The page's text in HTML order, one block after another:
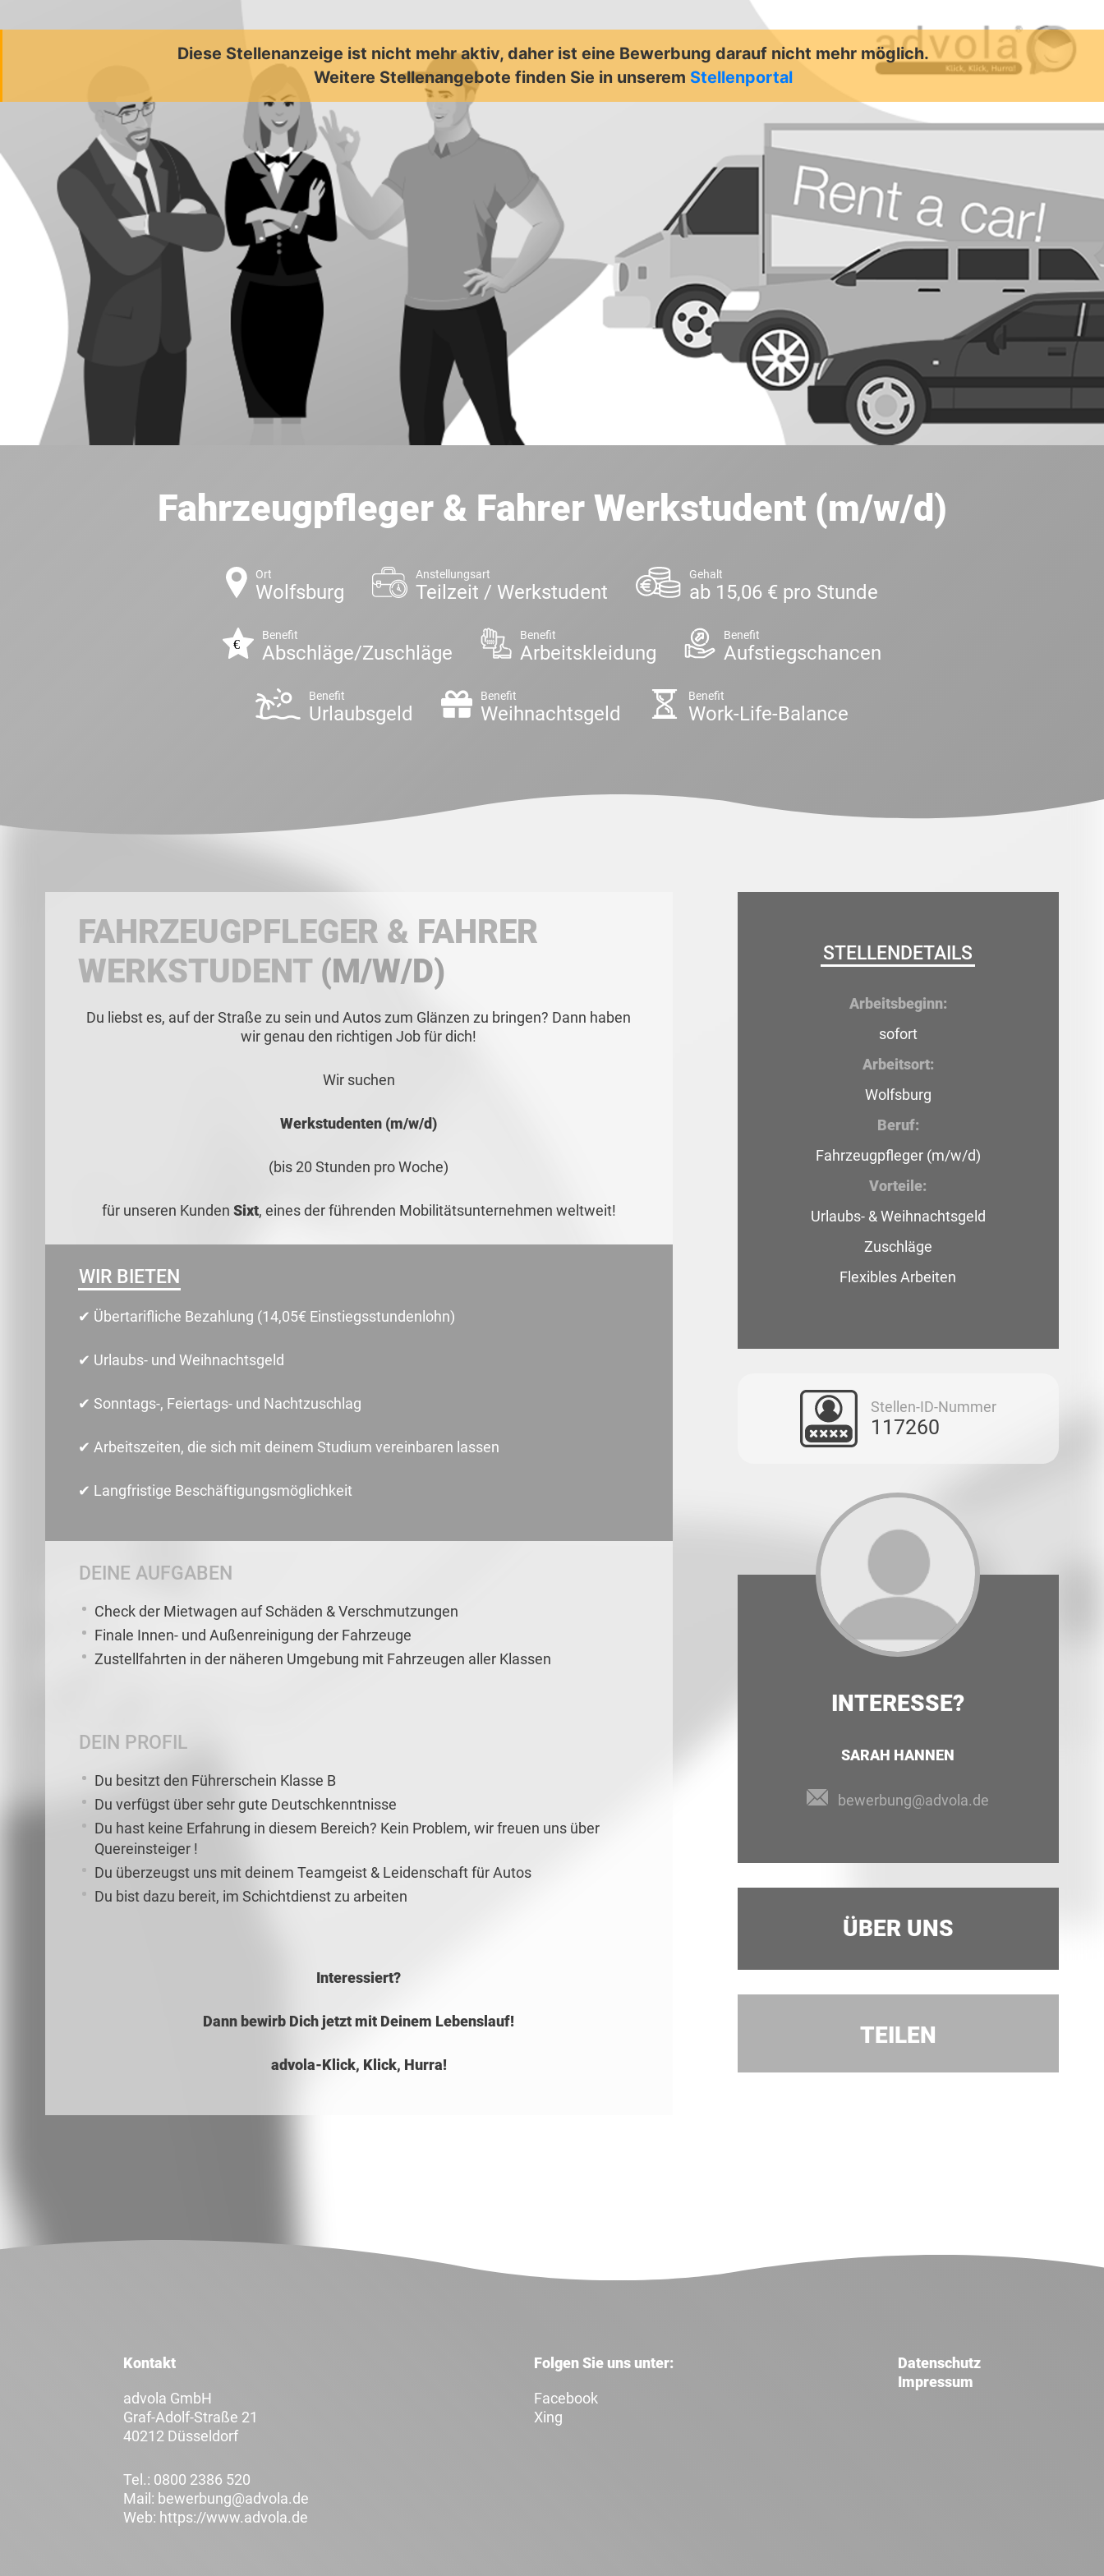
Diese Stellenanzeige ist nicht mehr aktiv, daher ist eine Bewerbung darauf nicht mehr möglich.
Weitere Stellenangebote finden Sie in unserem Stellenportal
Fahrzeugpfleger & Fahrer Werkstudent (m/w/d)
Ort
Wolfsburg
Anstellungsart
Teilzeit / Werkstudent
Gehalt
ab 15,06 € pro Stunde
Benefit
Abschläge/Zuschläge
Benefit
Arbeitskleidung
Benefit
Aufstiegschancen
Benefit
Urlaubsgeld
Benefit
Weihnachtsgeld
Benefit
Work-Life-Balance
FAHRZEUGPFLEGER & FAHRER
WERKSTUDENT (M/W/D)
Du liebst es, auf der Straße zu sein und Autos zum Glänzen zu bringen? Dann haben
wir genau den richtigen Job für dich!
Wir suchen
Werkstudenten (m/w/d)
(bis 20 Stunden pro Woche)
für unseren Kunden Sixt, eines der führenden Mobilitätsunternehmen weltweit!
WIR BIETEN
✔ Übertarifliche Bezahlung (14,05€ Einstiegsstundenlohn)
✔ Urlaubs- und Weihnachtsgeld
✔ Sonntags-, Feiertags- und Nachtzuschlag
✔ Arbeitszeiten, die sich mit deinem Studium vereinbaren lassen
✔ Langfristige Beschäftigungsmöglichkeit
DEINE AUFGABEN
Check der Mietwagen auf Schäden & Verschmutzungen
Finale Innen- und Außenreinigung der Fahrzeuge
Zustellfahrten in der näheren Umgebung mit Fahrzeugen aller Klassen
DEIN PROFIL
Du besitzt den Führerschein Klasse B
Du verfügst über sehr gute Deutschkenntnisse
Du hast keine Erfahrung in diesem Bereich? Kein Problem, wir freuen uns über
Quereinsteiger !
Du überzeugst uns mit deinem Teamgeist & Leidenschaft für Autos
Du bist dazu bereit, im Schichtdienst zu arbeiten
Interessiert?
Dann bewirb Dich jetzt mit Deinem Lebenslauf!
advola-Klick, Klick, Hurra!
STELLENDETAILS
Arbeitsbeginn:
sofort
Arbeitsort:
Wolfsburg
Beruf:
Fahrzeugpfleger (m/w/d)
Vorteile:
Urlaubs- & Weihnachtsgeld
Zuschläge
Flexibles Arbeiten
Stellen-ID-Nummer
117260
INTERESSE?
SARAH HANNEN
bewerbung@advola.de
ÜBER UNS
TEILEN
Kontakt
advola GmbH
Graf-Adolf-Straße 21
40212 Düsseldorf
Tel.: 0800 2386 520
Mail: bewerbung@advola.de
Web: https://www.advola.de
Folgen Sie uns unter:
Facebook
Xing
Datenschutz
Impressum